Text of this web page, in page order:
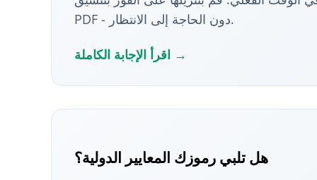
PDF - دون الحاجة إلى الانتظار.
اقرأ الإجابة الكاملة →
هل تلبي رموزك المعايير الدولية؟